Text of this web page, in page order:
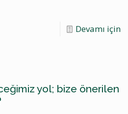
Devamı için
yol; bize önerilen